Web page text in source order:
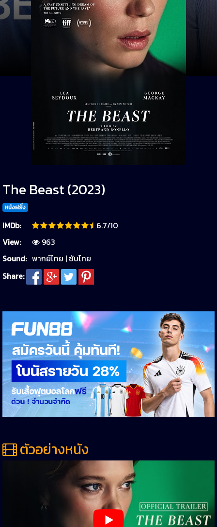
The Beast (2023)
หนังฝรั่ง
IMDb:
6.7/10
View:
963
Sound: พากย์ไทย | ซับไทย
Share:
ตัวอย่างหนัง